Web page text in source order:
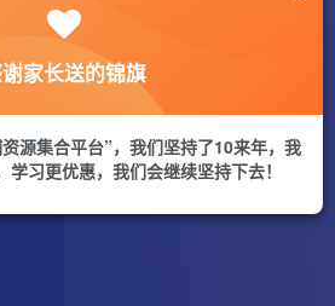
家长送的锦旗
源集合平台”，我们坚持了10来年，我
习更优惠，我们会继续坚持下去！